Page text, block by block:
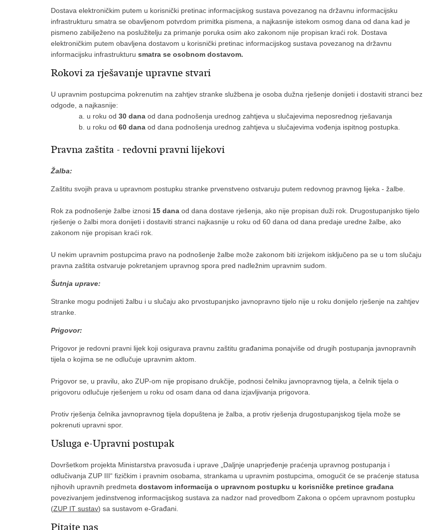
Dostava elektroničkim putem u korisnički pretinac informacijskog sustava povezanog na državnu informacijsku
infrastrukturu smatra se obavljenom potvrdom primitka pismena, a najkasnije istekom osmog dana od dana kad je
pismeno zabilježeno na poslužitelju za primanje poruka osim ako zakonom nije propisan kraći rok. Dostava
elektroničkim putem obavljena dostavom u korisnički pretinac informacijskog sustava povezanog na državnu
informacijsku infrastrukturu smatra se osobnom dostavom.
Rokovi za rješavanje upravne stvari
U upravnim postupcima pokrenutim na zahtjev stranke službena je osoba dužna rješenje donijeti i dostaviti stranci bez
odgode, a najkasnije:
u roku od 30 dana od dana podnošenja urednog zahtjeva u slučajevima neposrednog rješavanja
u roku od 60 dana od dana podnošenja urednog zahtjeva u slučajevima vođenja ispitnog postupka.
Pravna zaštita - redovni pravni lijekovi
Žalba:
Zaštitu svojih prava u upravnom postupku stranke prvenstveno ostvaruju putem redovnog pravnog lijeka - žalbe.
Rok za podnošenje žalbe iznosi 15 dana od dana dostave rješenja, ako nije propisan duži rok. Drugostupanjsko tijelo
rješenje o žalbi mora donijeti i dostaviti stranci najkasnije u roku od 60 dana od dana predaje uredne žalbe, ako
zakonom nije propisan kraći rok.
U nekim upravnim postupcima pravo na podnošenje žalbe može zakonom biti izrijekom isključeno pa se u tom slučaju
pravna zaštita ostvaruje pokretanjem upravnog spora pred nadležnim upravnim sudom.
Šutnja uprave:
Stranke mogu podnijeti žalbu i u slučaju ako prvostupanjsko javnopravno tijelo nije u roku donijelo rješenje na zahtjev
stranke.
Prigovor:
Prigovor je redovni pravni lijek koji osigurava pravnu zaštitu građanima ponajviše od drugih postupanja javnopravnih
tijela o kojima se ne odlučuje upravnim aktom.
Prigovor se, u pravilu, ako ZUP-om nije propisano drukčije, podnosi čelniku javnopravnog tijela, a čelnik tijela o
prigovoru odlučuje rješenjem u roku od osam dana od dana izjavljivanja prigovora.
Protiv rješenja čelnika javnopravnog tijela dopuštena je žalba, a protiv rješenja drugostupanjskog tijela može se
pokrenuti upravni spor.
Usluga e-Upravni postupak
Dovršetkom projekta Ministarstva pravosuđa i uprave „Daljnje unaprjeđenje praćenja upravnog postupanja i
odlučivanja ZUP III“ fizičkim i pravnim osobama, strankama u upravnim postupcima, omogućit će se praćenje statusa
njihovih upravnih predmeta dostavom informacija o upravnom postupku u korisničke pretince građana
povezivanjem jedinstvenog informacijskog sustava za nadzor nad provedbom Zakona o općem upravnom postupku
(ZUP IT sustav) sa sustavom e-Građani.
Pitajte nas